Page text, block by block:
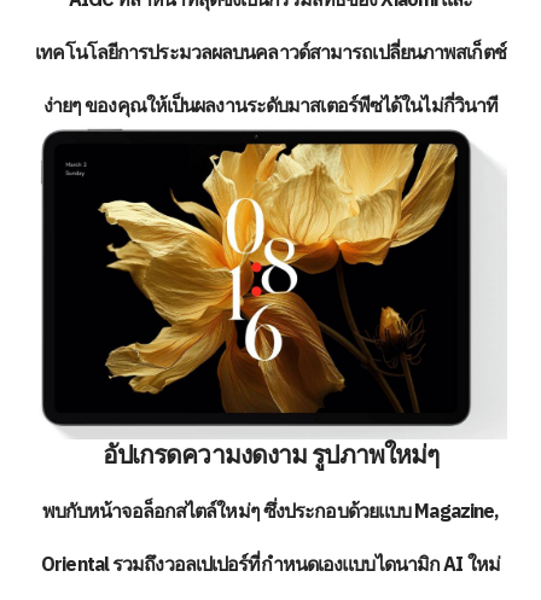
เทคโนโลยีการประมวลผลบนคลาวด์สามารถเปลี่ยนภาพสเก็ตช์
ง่ายๆ ของคุณให้เป็นผลงานระดับมาสเตอร์พีซได้ในไม่กี่วินาที
อัปเกรดความงดงาม รูปภาพใหม่ๆ
พบกับหน้าจอล็อกสไตล์ใหม่ๆ ซึ่งประกอบด้วยแบบ Magazine,
Oriental รวมถึงวอลเปเปอร์ที่กำหนดเองแบบไดนามิก AI ใหม่